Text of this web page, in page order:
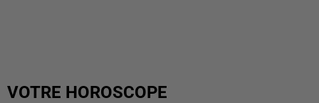
VOTRE HOROSCOPE